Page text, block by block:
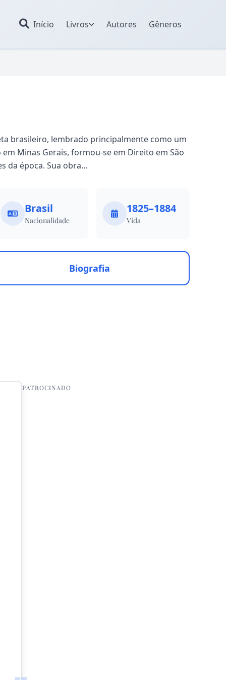
Início Livros Autores Gêneros
brasileiro, lembrado principalmente como um
Minas Gerais, formou-se em Direito em São
da época. Sua obra…
Brasil
Nacionalidade
1825–1884
Vida
Biografia
PATROCINADO